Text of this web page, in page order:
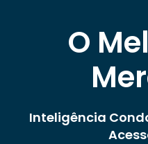
O
Inteligência